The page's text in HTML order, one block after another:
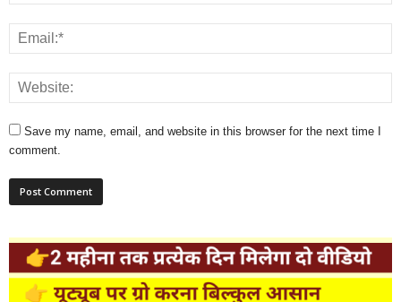
Save my name, email, and website in this browser for the next time I
comment.